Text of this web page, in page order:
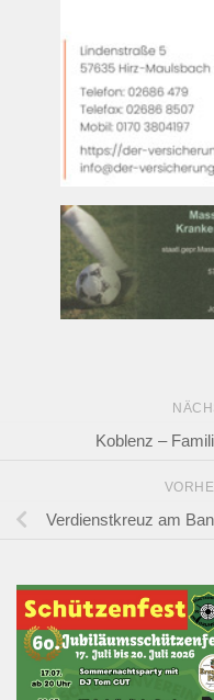
Koblenz –
Verdienstkreuz am